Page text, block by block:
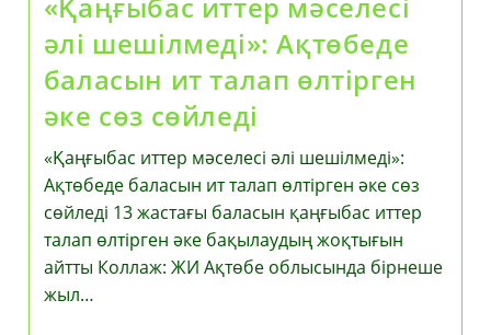
әлі шешілмеді»: Ақтөбеде
баласын ит талап өлтірген
әке сөз сөйледі
«Қаңғыбас иттер мәселесі әлі шешілмеді»:
Ақтөбеде баласын ит талап өлтірген әке сөз
сөйледі 13 жастағы баласын қаңғыбас иттер
талап өлтірген әке бақылаудың жоқтығын
айтты Коллаж: ЖИ Ақтөбе облысында бірнеше
жыл…